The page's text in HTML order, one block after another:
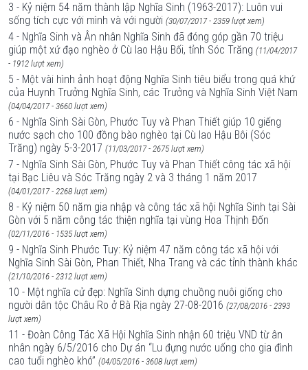
3 - Kỷ niệm 54 năm thành lập Nghĩa Sinh (1963-2017): Luôn vui
sống tích cực với mình và với người (30/07/2017 - 2359 lượt xem)
4 - Nghĩa Sinh và Ân nhân Nghĩa Sinh đã đóng góp gần 70 triệu
giúp một xứ đạo nghèo ở Cù lao Hậu Bối, tỉnh Sóc Trăng (11/04/2017
- 1912 lượt xem)
5 - Một vài hình ảnh hoạt động Nghĩa Sinh tiêu biểu trong quá khứ
của Huynh Trưởng Nghĩa Sinh, các Trưởng và Nghĩa Sinh Việt Nam
(04/04/2017 - 3660 lượt xem)
6 - Nghĩa Sinh Sài Gòn, Phước Tuy và Phan Thiết giúp 10 giếng
nước sạch cho 100 đồng bào nghèo tại Cù lao Hậu Bôi (Sóc
Trăng) ngày 5-3-2017 (11/03/2017 - 2675 lượt xem)
7 - Nghĩa Sinh Sài Gòn, Phước Tuy và Phan Thiết công tác xã hội
tại Bạc Liêu và Sóc Trăng ngày 2 và 3 tháng 1 năm 2017
(04/01/2017 - 2268 lượt xem)
8 - Kỷ niệm 50 năm gia nhập và công tác xã hội Nghĩa Sinh tại Sài
Gòn với 5 năm công tác thiện nghĩa tại vùng Hoa Thịnh Đốn
(02/11/2016 - 1535 lượt xem)
9 - Nghĩa Sinh Phước Tuy: Kỷ niệm 47 năm công tác xã hội với
Nghĩa Sinh Sài Gòn, Phan Thiết, Nha Trang và các tỉnh thành khác
(21/10/2016 - 2312 lượt xem)
10 - Một nghĩa cử đẹp: Nghĩa Sinh dựng chuồng nuôi giống cho
người dân tộc Châu Ro ở Bà Rịa ngày 27-08-2016 (27/08/2016 - 2393
lượt xem)
11 - Đoàn Công Tác Xã Hội Nghĩa Sinh nhận 60 triệu VND từ ân
nhân ngày 6/5/2016 cho Dự án “Lu đựng nước uống cho gia đình
cao tuổi nghèo khó” (04/05/2016 - 3608 lượt xem)